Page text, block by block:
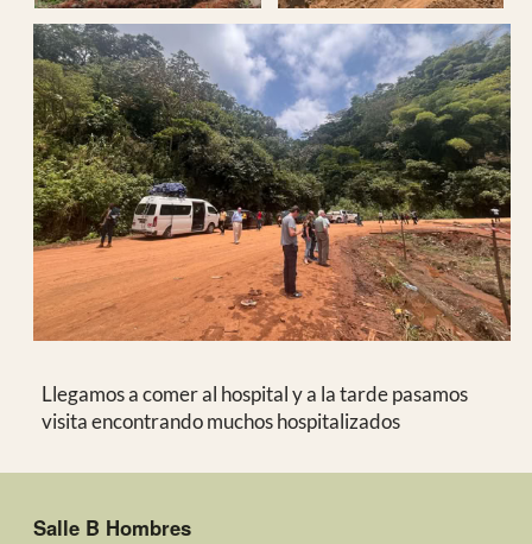
Salle C Niños
C1Pandiafistis de femur niña
C2Fx meseta tibia ya operada
C3Fx fémur clavo retrógrado y úlcera pierna
pendiente injerto
C5Fx luxación húmero
Todo esto pendiente de completar con los pacientes
que esperábamos recibir. En resumen, hemos tenido
un gran volumen de trabajo.
Se han realizado 260 consultasy se hanoperado 34
pacientes
. Algunos con varias cirugías a distinto nivel.
En esta ocasión se ha comenzado el trabajo como
que asiste todo el personal.